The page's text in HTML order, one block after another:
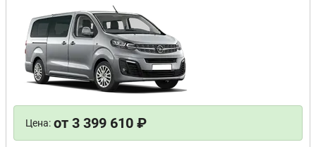
Цена: от 3 399 610 ₽